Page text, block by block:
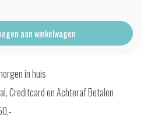
aan winkelwagen
in huis
Creditcard en Achteraf Betalen